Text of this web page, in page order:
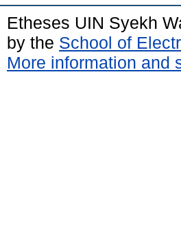
Etheses UIN Syekh
by the School of
More information and